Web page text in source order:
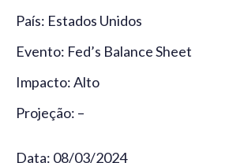
País: Estados Unidos
Evento: Fed’s Balance Sheet
Impacto: Alto
Projeção: –
Data: 08/03/2024